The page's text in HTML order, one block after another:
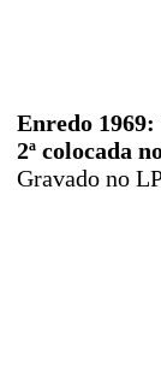
Enredo
2ª colocada
Gravado no